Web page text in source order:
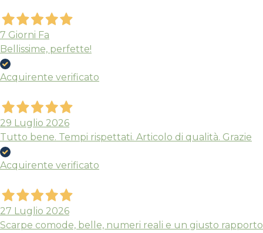
7 Giorni Fa
Bellissime, perfette!
Acquirente verificato
29 Luglio 2026
Tutto bene. Tempi rispettati. Articolo di qualità. Grazie
Acquirente verificato
27 Luglio 2026
Scarpe comode, belle, numeri reali e un giusto rapporto